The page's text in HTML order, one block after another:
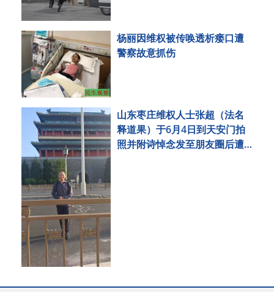
杨丽因维权被传唤透析瘘口遭
警察故意抓伤
山东枣庄维权人士张超（法名
释道果）于6月4日到天安门拍
照并附诗悼念发至朋友圈后遭